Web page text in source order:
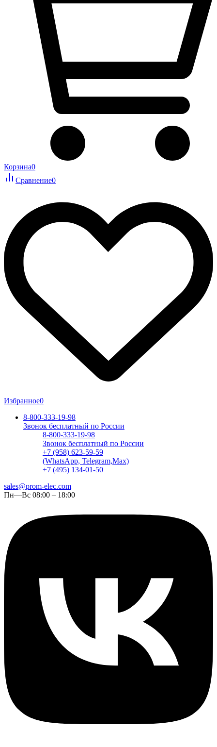
Корзина0
Сравнение0
Избранное0
8-800-333-19-98
Звонок бесплатный по России
8-800-333-19-98
Звонок бесплатный по России
+7 (958) 623-59-59
(WhatsApp, Telegram,Max)
+7 (495) 134-01-50
sales@prom-elec.com
Пн—Вс 08:00 – 18:00